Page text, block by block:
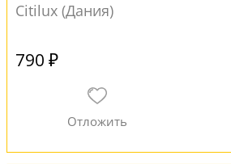
Citilux (Дания)
790 ₽